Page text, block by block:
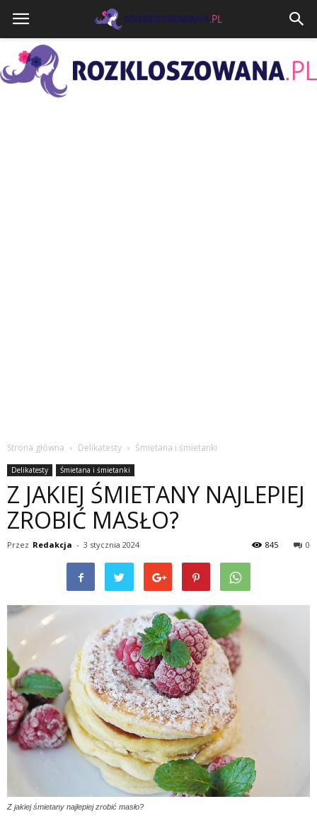
Strona główna Delikatesty Śmietana i śmietanki
Delikatesty Śmietana i śmietanki
Z JAKIEJ ŚMIETANY NAJLEPIEJ
ZROBIĆ MASŁO?
Przez Redakcja - 3 stycznia 2024 0
845
Z jakiej śmietany najlepiej zrobić masło?